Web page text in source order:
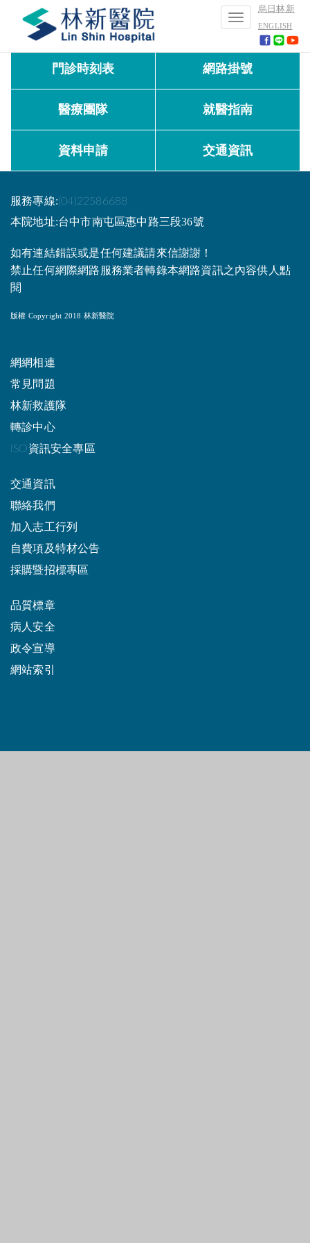
烏日林新
ENGLISH
Toggle
navigation
門診時刻表 網路掛號
醫療團隊 就醫指南
資料申請 交通資訊
服務專線:(04)22586688
本院地址:台中市南屯區惠中路三段36號
如有連結錯誤或是任何建議請來信謝謝！
禁止任何網際網路服務業者轉錄本網路資訊之內容供人點
閱
版權 Copyright 2018 林新醫院
網網相連
常見問題
林新救護隊
轉診中心
ISO資訊安全專區
交通資訊
聯絡我們
加入志工行列
自費項及特材公告
採購暨招標專區
品質標章
病人安全
政令宣導
網站索引